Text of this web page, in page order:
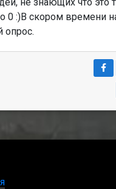
0 :)В скором времени
опрос.